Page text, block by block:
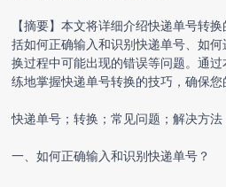
【摘要】本文将详细介绍快递单号转换
括如何正确输入和识别快递单号、如
换过程中可能出现的错误等问题。通
练地掌握快递单号转换的技巧，确保您
快递单号；转换；常见问题；解决方法
一、如何正确输入和识别快递单号？